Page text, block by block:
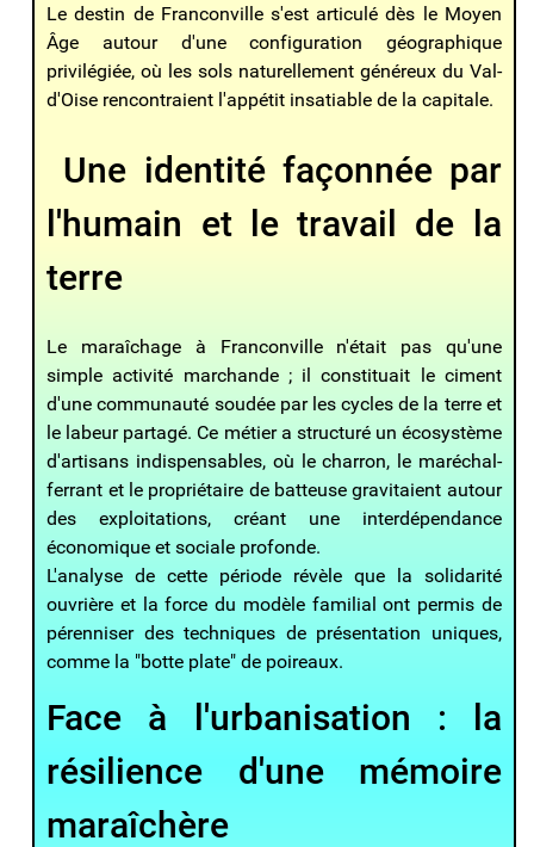
Le destin de Franconville s'est articulé dès le Moyen
Âge autour d'une configuration géographique
privilégiée, où les sols naturellement généreux du Val-
d'Oise rencontraient l'appétit insatiable de la capitale.
Une identité façonnée par
l'humain et le travail de la
terre
Le maraîchage à Franconville n'était pas qu'une
simple activité marchande ; il constituait le ciment
d'une communauté soudée par les cycles de la terre et
le labeur partagé. Ce métier a structuré un écosystème
d'artisans indispensables, où le charron, le maréchal-
ferrant et le propriétaire de batteuse gravitaient autour
des exploitations, créant une interdépendance
économique et sociale profonde.
L'analyse de cette période révèle que la solidarité
ouvrière et la force du modèle familial ont permis de
pérenniser des techniques de présentation uniques,
comme la "botte plate" de poireaux.
Face à l'urbanisation : la
résilience d'une mémoire
maraîchère